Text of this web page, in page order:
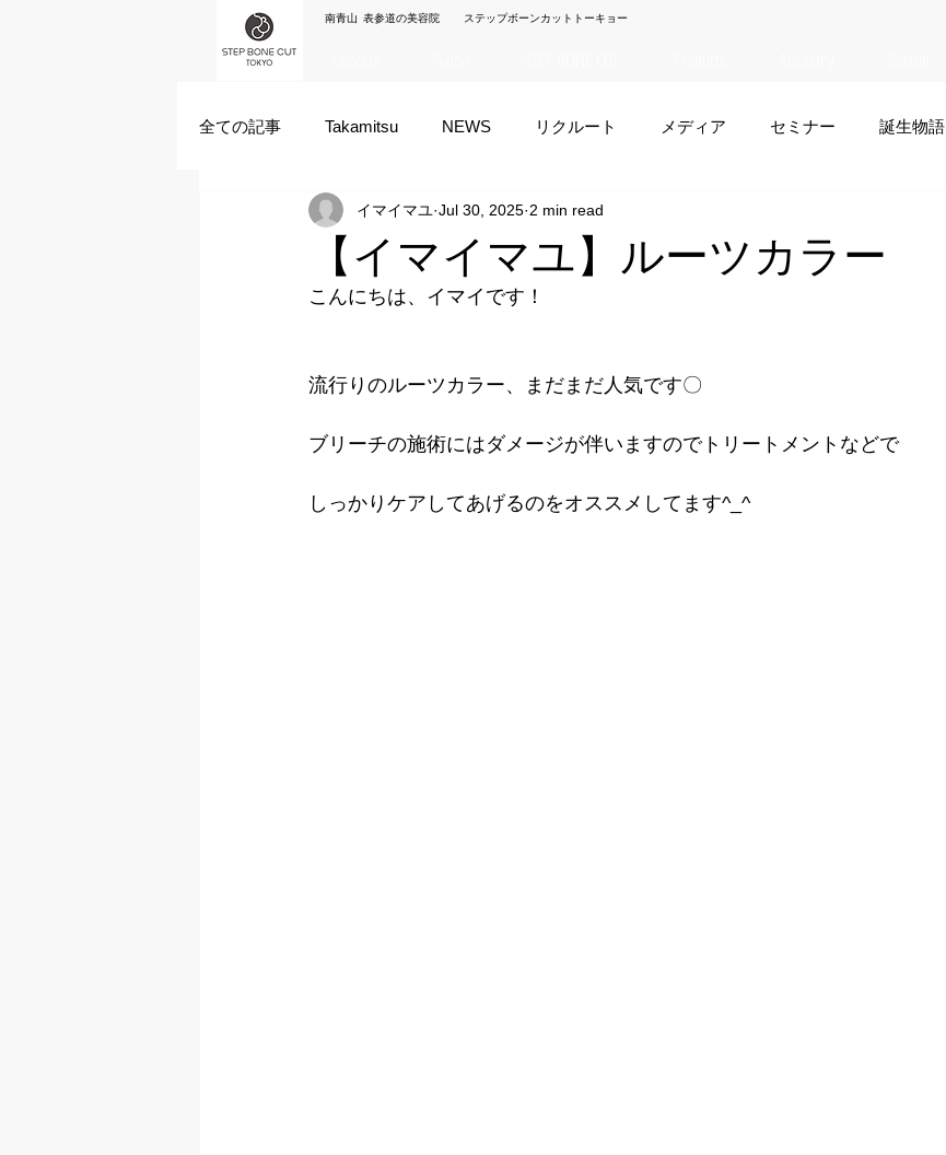
南青山 表参道の美容院 ステップボーンカットトーキョー
全ての記事 Takamitsu NEWS リクルート メディア セミナー 誕生物語
Akane Kanda HAYATO 夏菜 TAISEI
ズシヒロヤ 竹原拓摩 お笑い
【イマイマユ】ルーツカラー
イマイマユ Jul 30, 2025 2 min read
こんにちは、イマイです！
流行りのルーツカラー、まだまだ人気です〇
ブリーチの施術にはダメージが伴いますのでトリートメントなどで
しっかりケアしてあげるのをオススメしてます^_^